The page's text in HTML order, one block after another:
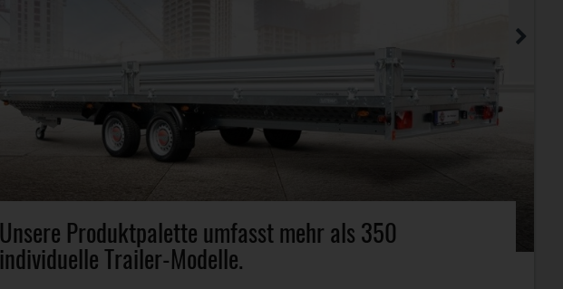
Unsere Produktpalette umfasst mehr als 350
individuelle Trailer-Modelle.